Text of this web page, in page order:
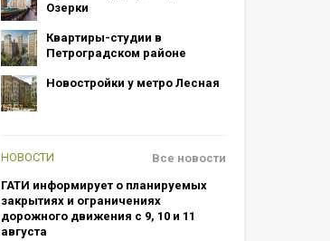
Озерки
Квартиры-студии в
Петроградском районе
Новостройки у метро Лесная
НОВОСТИ
ГАТИ информирует о планируемых
закрытиях и ограничениях
дорожного движения с 9, 10 и 11
августа
Все новости